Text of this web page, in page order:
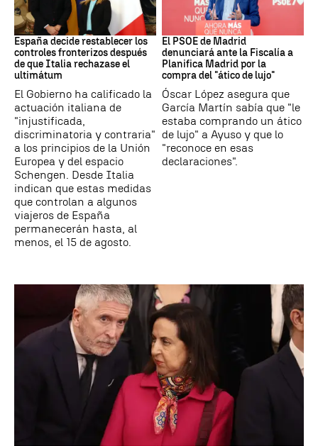
CRISIS MIGRATORIA
España decide restablecer los
controles fronterizos después
de que Italia rechazase el
ultimátum
El Gobierno ha calificado la
actuación italiana de
"injustificada,
discriminatoria y contraria"
a los principios de la Unión
Europea y del espacio
Schengen. Desde Italia
indican que estas medidas
que controlan a algunos
viajeros de España
permanecerán hasta, al
menos, el 15 de agosto.
PSOE MADRID
El PSOE de Madrid
denunciará ante la Fiscalía a
Planifica Madrid por la
compra del "ático de lujo"
Óscar López asegura que
García Martín sabía que "le
estaba comprando un ático
de lujo" a Ayuso y que lo
"reconoce en esas
declaraciones".